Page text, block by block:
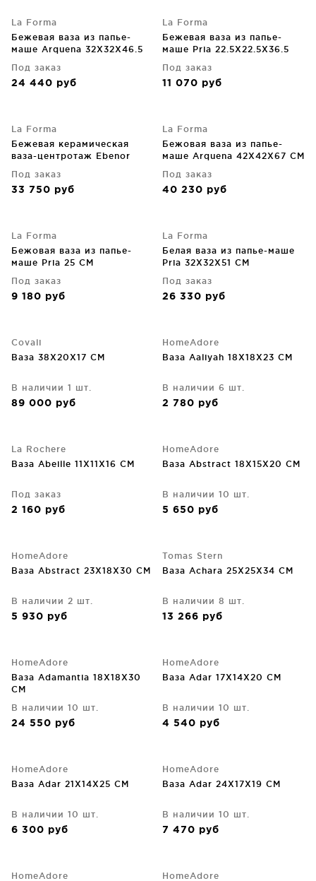
La Forma
Бежевая ваза из папье-
маше Arquena 32X32X46.5
Под заказ
24 440 руб
La Forma
Бежевая ваза из папье-
маше Pria 22.5X22.5X36.5
Под заказ
11 070 руб
La Forma
Бежевая керамическая
ваза-центротаж Ebenor
Под заказ
33 750 руб
La Forma
Бежовая ваза из папье-
маше Arquena 42X42X67 CM
Под заказ
40 230 руб
La Forma
Бежовая ваза из папье-
маше Pria 25 CM
Под заказ
9 180 руб
La Forma
Белая ваза из папье-маше
Pria 32X32X51 CM
Под заказ
26 330 руб
Covali
Ваза 38X20X17 CM
В наличии 1 шт.
89 000 руб
HomeAdore
Ваза Aaliyah 18X18X23 CM
В наличии 6 шт.
2 780 руб
La Rochere
Ваза Abeille 11X11X16 CM
Под заказ
2 160 руб
HomeAdore
Ваза Abstract 18X15X20 CM
В наличии 10 шт.
5 650 руб
HomeAdore
Ваза Abstract 23X18X30 CM
В наличии 2 шт.
5 930 руб
Tomas Stern
Ваза Achara 25X25X34 CM
В наличии 8 шт.
13 266 руб
HomeAdore
Ваза Adamantia 18X18X30
CM
В наличии 10 шт.
24 550 руб
HomeAdore
Ваза Adar 17X14X20 CM
В наличии 10 шт.
4 540 руб
HomeAdore
Ваза Adar 21X14X25 CM
В наличии 10 шт.
6 300 руб
HomeAdore
Ваза Adar 24X17X19 CM
В наличии 10 шт.
7 470 руб
HomeAdore
HomeAdore